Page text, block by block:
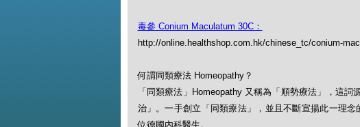
毒參 Conium Maculatum 30C：
http://online.healthshop.com.hk/chinese_tc/conium-
何謂同類療法 Homeopathy？
「同類療法」Homeopathy 又稱為「順勢療法」，這
治」。一手創立「同類療法」，並且不斷宣揚此一理
位德國內科醫生。